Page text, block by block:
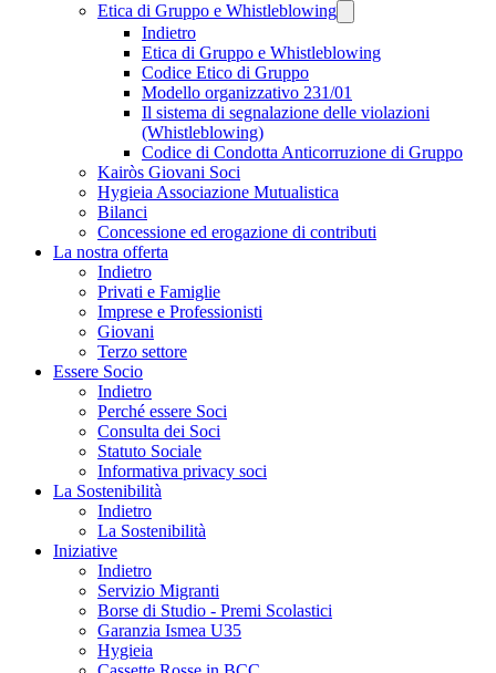
Etica di Gruppo e Whistleblowing
Indietro
Etica di Gruppo e Whistleblowing
Codice Etico di Gruppo
Modello organizzativo 231/01
Il sistema di segnalazione delle violazioni
(Whistleblowing)
Codice di Condotta Anticorruzione di Gruppo
Kairòs Giovani Soci
Hygieia Associazione Mutualistica
Bilanci
Concessione ed erogazione di contributi
La nostra offerta
Indietro
Privati e Famiglie
Imprese e Professionisti
Giovani
Terzo settore
Essere Socio
Indietro
Perché essere Soci
Consulta dei Soci
Statuto Sociale
Informativa privacy soci
La Sostenibilità
Indietro
La Sostenibilità
Iniziative
Indietro
Servizio Migranti
Borse di Studio - Premi Scolastici
Garanzia Ismea U35
Hygieia